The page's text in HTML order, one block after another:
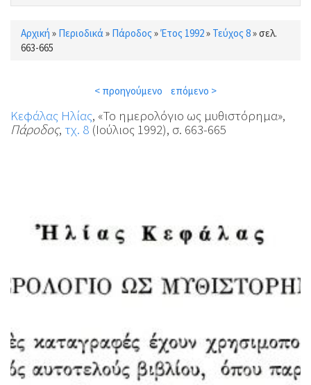
Είστε εδώ
Αρχική » Περιοδικά» Πάροδος »Έτος 1992» Τεύχος 8»σελ.
663-665
< προηγούμενο επόμενο >
Κεφάλας Ηλίας, «Το ημερολόγιο ως μυθιστόρημα»,
Πάροδος, τχ. 8 (Ιούλιος 1992), σ. 663-665